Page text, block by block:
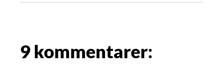
a
g
a
9 kommentarer: